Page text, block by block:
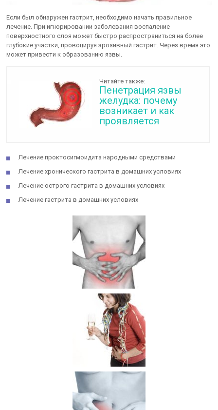
Если был обнаружен гастрит, необходимо начать правильное
лечение. При игнорировании заболевания воспаление
поверхностного слоя может быстро распространиться на более
глубокие участки, провоцируя эрозивный гастрит. Через время это
может привести к образованию язвы.
Читайте также:
Пенетрация язвы
желудка: почему
возникает и как
проявляется
Лечение проктосигмоидита народными средствами
Лечение хронического гастрита в домашних условиях
Лечение острого гастрита в домашних условиях
Лечение гастрита в домашних условиях